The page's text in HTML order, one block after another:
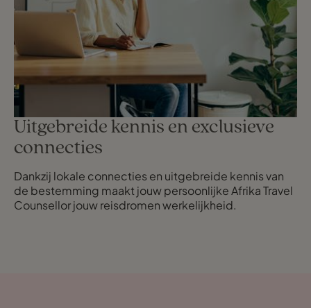
Uitgebreide kennis en exclusieve
connecties
Dankzij lokale connecties en uitgebreide kennis van
de bestemming maakt jouw persoonlijke Afrika Travel
Counsellor jouw reisdromen werkelijkheid.